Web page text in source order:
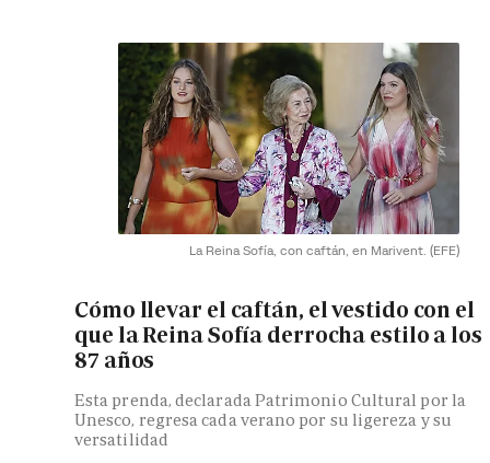
La Reina Sofía, con caftán, en Marivent. (EFE)
Cómo llevar el caftán, el vestido con el
que la Reina Sofía derrocha estilo a los
87 años
Esta prenda, declarada Patrimonio Cultural por la
Unesco, regresa cada verano por su ligereza y su
versatilidad